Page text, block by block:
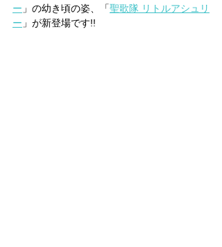
ー 」の幼き頃の姿、「聖歌隊 リトルアシュリ
ー 」が新登場です!!